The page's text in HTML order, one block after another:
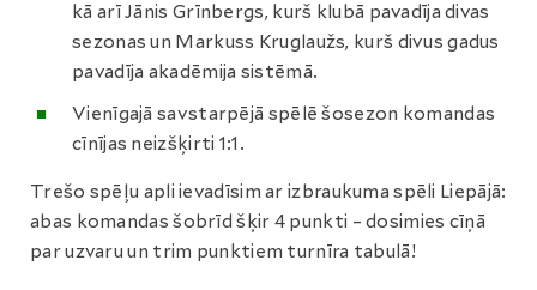
kā arī Jānis Grīnbergs, kurš klubā pavadīja divas
sezonas un Markuss Kruglaužs, kurš divus gadus
pavadīja akadēmija sistēmā.
Vienīgajā savstarpējā spēlē šosezon komandas
cīnījas neizšķirti 1:1.
Trešo spēļu apli ievadīsim ar izbraukuma spēli Liepājā:
abas komandas šobrīd šķir 4 punkti – dosimies cīņā
par uzvaru un trim punktiem turnīra tabulā!